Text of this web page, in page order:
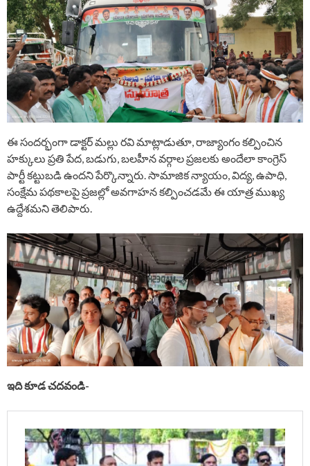
ఈ సందర్భంగా డాక్టర్ మల్లు రవి మాట్లాడుతూ, రాజ్యాంగం కల్పించిన
హక్కులు ప్రతి పేద, బడుగు, బలహీన వర్గాల ప్రజలకు అందేలా కాంగ్రెస్
పార్టీ కట్టుబడి ఉందని పేర్కొన్నారు. సామాజిక న్యాయం, విద్య, ఉపాధి,
సంక్షేమ పథకాలపై ప్రజల్లో అవగాహన కల్పించడమే ఈ యాత్ర ముఖ్య
ఉద్దేశమని తెలిపారు.
ఇది కూడ చదవండి-